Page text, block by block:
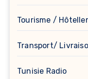
Tourisme /
Transport/
Tunisie Radio